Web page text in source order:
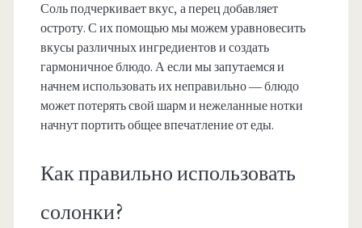
Соль подчеркивает вкус, а перец добавляет
остроту. С их помощью мы можем уравновесить
вкусы различных ингредиентов и создать
гармоничное блюдо. А если мы запутаемся и
начнем использовать их неправильно — блюдо
может потерять свой шарм и нежеланные нотки
начнут портить общее впечатление от еды.
Как правильно использовать
солонки?